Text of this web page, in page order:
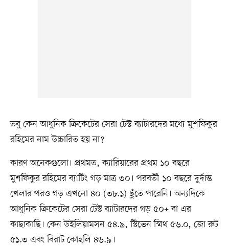
তবু কেন আধুনিক ক্রিকেটের সেরা টেস্ট ব্যাটারদের মধ্যে মুশফিকুর
রহিমের নাম উচ্চারিত হয় না?
কারণ অনেকগুলো। প্রথমত, ক্যারিয়ারের প্রথম ১০ বছরে
মুশফিকুর রহিমের ব্যাটিং গড় মাত্র ৩০। পরবর্তী ১০ বছরে দুর্দান্ত
খেলার পরও গড় এখনো ৪০ (৩৮.১) ছুঁতে পারেনি। অন্যদিকে
আধুনিক ক্রিকেটের সেরা টেস্ট ব্যাটারদের গড় ৫০+ বা এর
কাছাকাছি। কেন উইলিয়ামসন ৫৪.৯, স্টিভেন স্মিথ ৫৬.০, জো রুট
৫১.৩ এবং বিরাট কোহলি ৪৬.৯।